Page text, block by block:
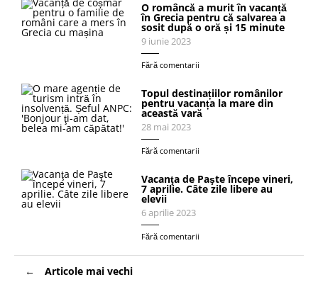
O româncă a murit în vacanță
în Grecia pentru că salvarea a
sosit după o oră și 15 minute
9 iunie 2023
Fără comentarii
Topul destinațiilor românilor
pentru vacanța la mare din
această vară
28 mai 2023
Fără comentarii
Vacanţa de Paşte începe vineri,
7 aprilie. Câte zile libere au
elevii
6 aprilie 2023
Fără comentarii
Navigare
în Articole mai vechi